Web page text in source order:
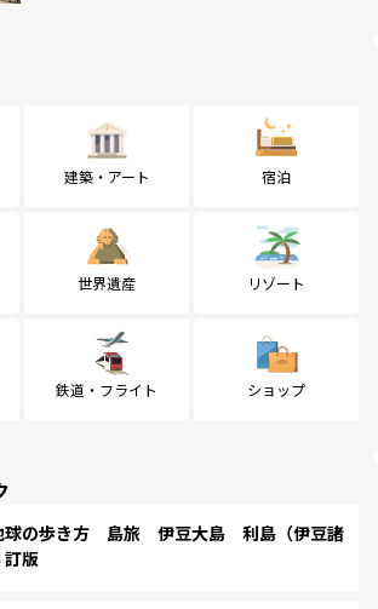
建築・アート 宿泊
世界遺産 リゾート
鉄道・フライト ショップ
の歩き方 島旅 伊豆大島 利島（伊豆諸
版